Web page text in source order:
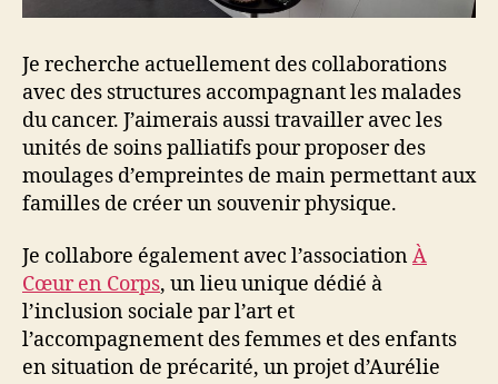
Je recherche actuellement des collaborations
avec des structures accompagnant les malades
du cancer. J’aimerais aussi travailler avec les
unités de soins palliatifs pour proposer des
moulages d’empreintes de main permettant aux
familles de créer un souvenir physique.
Je collabore également avec l’associationÀ
Cœur en Corps, un lieu unique dédié à
l’inclusion sociale par l’art et
l’accompagnement des femmes et des enfants
en situation de précarité, un projet d’Aurélie